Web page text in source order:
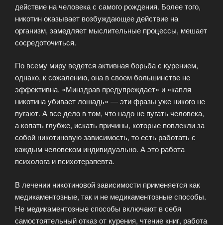
действие на человека с самого рождения. Более того,
никотин оказывает возбуждающее действие на
организм, замедляет мыслительные процессы, мешает
сосредоточиться.
По всему миру ведется активная борьба с курением,
однако, к сожалению, она в своем большинстве не
эффективна. «Минздрав предупреждает» и «капля
никотина убивает лошадь» — эти фразы уже никого не
пугают. А все дело в том, что надо не пугать человека,
а копать глубже, искать причины, которые повлекли за
собой никотиновую зависимость, то есть работать с
каждым человеком индивидуально. А это работа
психолога и психотерапевта.
В лечении никотиновой зависимости применяется как
медикаментозные, так и не медикаментозные способы.
Не медикаментозные способы включают в себя
самостоятельный отказ от курения, чтение книг, работа